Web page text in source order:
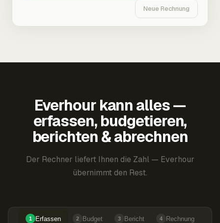
Neue Rechnung
Everhour kann alles —
erfassen, budgetieren,
berichten & abrechnen
Der Rechner liefert Ihnen die Zahl — Everhour
übernimmt den Rest.
1 Erfassen 2 Budget 3 Bericht 4 Rechnung